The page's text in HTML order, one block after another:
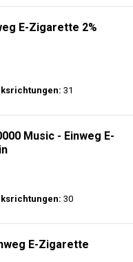
E-Zigarette 2%
31
Music - Einweg E-
30
E-Zigarette